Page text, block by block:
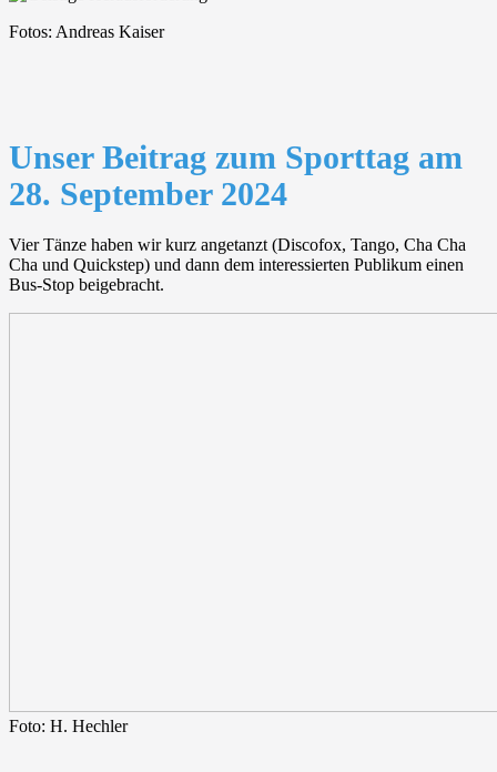
Fotos: Andreas Kaiser
Unser Beitrag zum Sporttag am
28. September 2024
Vier Tänze haben wir kurz angetanzt (Discofox, Tango, Cha Cha
Cha und Quickstep) und dann dem interessierten Publikum einen
Bus-Stop beigebracht.
Foto: H. Hechler